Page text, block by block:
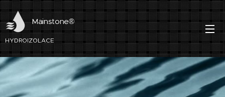
Mainstone®
HYDROIZOLACE